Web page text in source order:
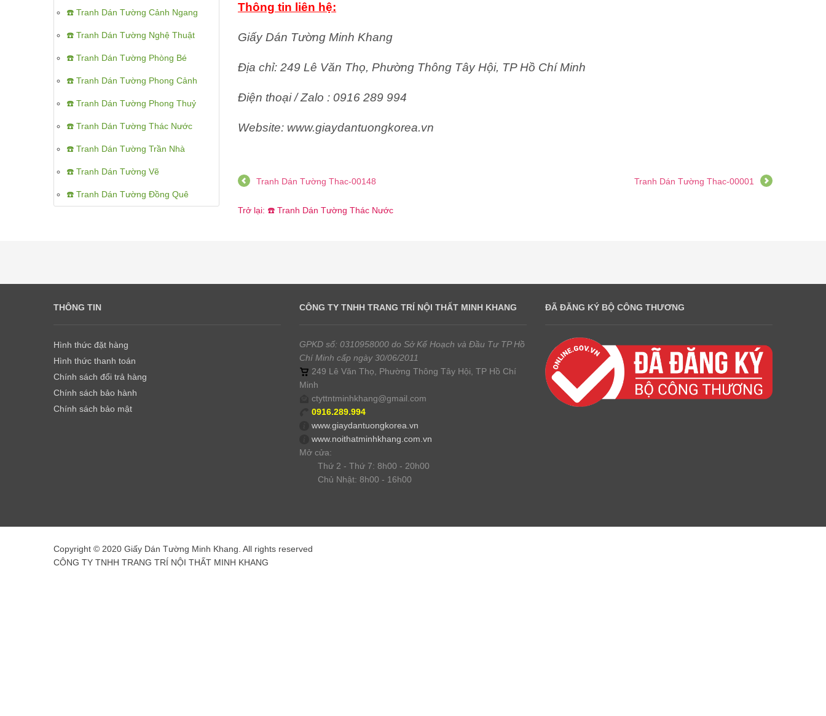
☎️ Tranh Dán Tường Cảnh Ngang
☎️ Tranh Dán Tường Nghệ Thuật
☎️ Tranh Dán Tường Phòng Bé
☎️ Tranh Dán Tường Phong Cảnh
☎️ Tranh Dán Tường Phong Thuỷ
☎️ Tranh Dán Tường Thác Nước
☎️ Tranh Dán Tường Trần Nhà
☎️ Tranh Dán Tường Vẽ
☎️ Tranh Dán Tường Đồng Quê
Thông tin liên hệ:
Giấy Dán Tường Minh Khang
Địa chỉ: 249 Lê Văn Thọ, Phường Thông Tây Hội, TP Hồ Chí Minh
Điện thoại / Zalo : 0916 289 994
Website: www.giaydantuongkorea.vn
Tranh Dán Tường Thac-00001
Tranh Dán Tường Thac-00148
Trở lại: ☎️ Tranh Dán Tường Thác Nước
THÔNG TIN
Hình thức đặt hàng
Hình thức thanh toán
Chính sách đổi trả hàng
Chính sách bảo hành
Chính sách bảo mật
CÔNG TY TNHH TRANG TRÍ NỘI THẤT MINH KHANG
GPKD số: 0310958000 do Sở Kế Hoạch và Đầu Tư TP Hồ
Chí Minh cấp ngày 30/06/2011
249 Lê Văn Thọ, Phường Thông Tây Hội, TP Hồ Chí
Minh
ctyttntminhkhang@gmail.com
0916.289.994
www.giaydantuongkorea.vn
www.noithatminhkhang.com.vn
Mở cửa:
Thứ 2 - Thứ 7: 8h00 - 20h00
Chủ Nhật: 8h00 - 16h00
ĐÃ ĐĂNG KÝ BỘ CÔNG THƯƠNG
Copyright © 2020 Giấy Dán Tường Minh Khang. All rights reserved
CÔNG TY TNHH TRANG TRÍ NỘI THẤT MINH KHANG